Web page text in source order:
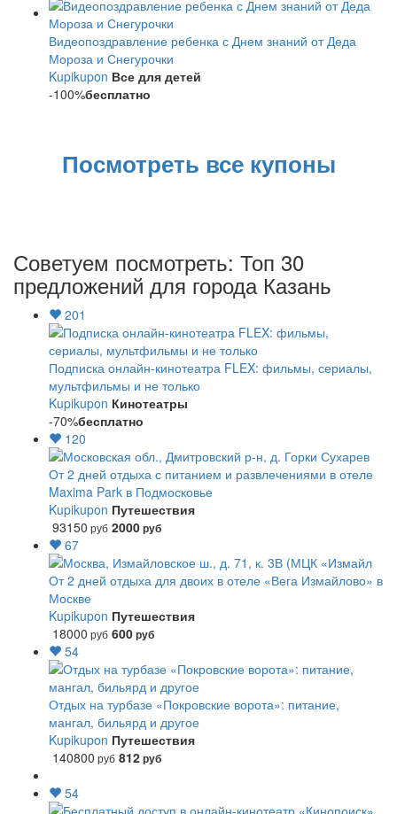
Видеопоздравление ребенка с Днем знаний от Деда
Мороза и Снегурочки
Kupikupon Все для детей
-100%бесплатно
Посмотреть все купоны
Советуем посмотреть: Топ 30
предложений для города Казань
201
Подписка онлайн-кинотеатра FLEX: фильмы, сериалы,
мультфильмы и не только
Kupikupon Кинотеатры
-70%бесплатно
120
От 2 дней отдыха с питанием и развлечениями в отеле
Maxima Park в Подмосковье
Kupikupon Путешествия
93150 руб 2000руб
67
От 2 дней отдыха для двоих в отеле «Вега Измайлово» в
Москве
Kupikupon Путешествия
18000 руб 600руб
54
Отдых на турбазе «Покровские ворота»: питание,
мангал, бильярд и другое
Kupikupon Путешествия
140800 руб 812руб
54